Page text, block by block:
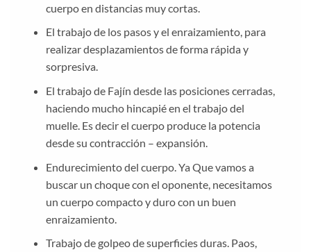
cuerpo en distancias muy cortas.
El trabajo de los pasos y el enraizamiento, para
realizar desplazamientos de forma rápida y
sorpresiva.
El trabajo de Fajín desde las posiciones cerradas,
haciendo mucho hincapié en el trabajo del
muelle. Es decir el cuerpo produce la potencia
desde su contracción – expansión.
Endurecimiento del cuerpo. Ya Que vamos a
buscar un choque con el oponente, necesitamos
un cuerpo compacto y duro con un buen
enraizamiento.
Trabajo de golpeo de superficies duras. Paos,